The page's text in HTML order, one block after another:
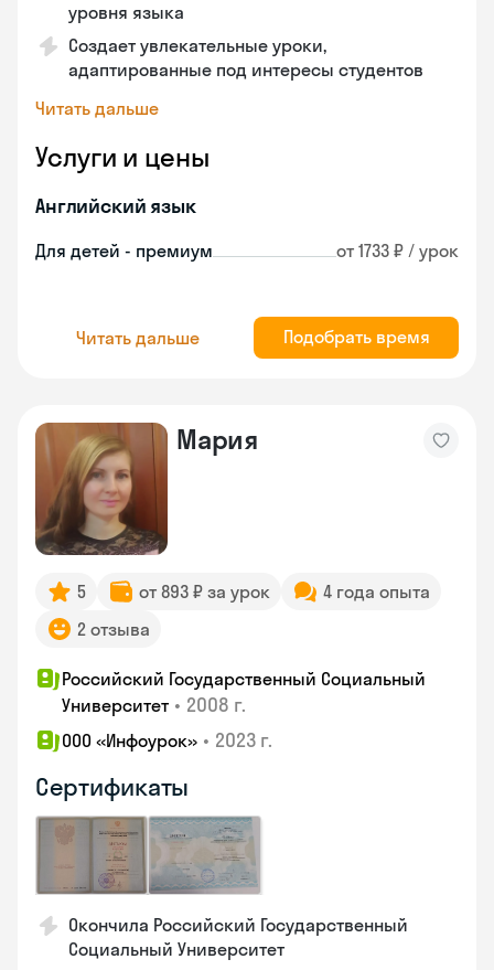
уровня языка
Создает увлекательные уроки,
адаптированные под интересы студентов
Читать дальше
Услуги и цены
Английский язык
Для детей - премиум от 1733 ₽ / урок
Читать дальше Подобрать время
Мария
5 от 893 ₽ за урок
4 года опыта
2 отзыва
Российский Государственный Социальный
Университет • 2008 г.
ООО «Инфоурок» • 2023 г.
Сертификаты
Окончила Российский Государственный
Социальный Университет